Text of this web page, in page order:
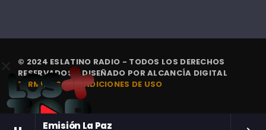
Emisión La Paz
© 2024 ESLATINO RADIO - TODOS LOS DERECHOS
RESERVADOS. | DISEÑADO PORALCANCÍA DIGITAL
TÉRMINOS Y CONDICIONES DE USO